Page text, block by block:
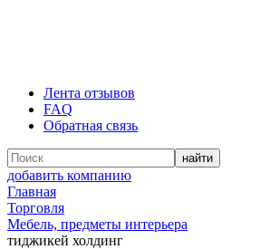
Лента отзывов
FAQ
Обратная связь
добавить компанию
Главная
Торговля
Мебель, предметы интерьера
тиджикей холдинг